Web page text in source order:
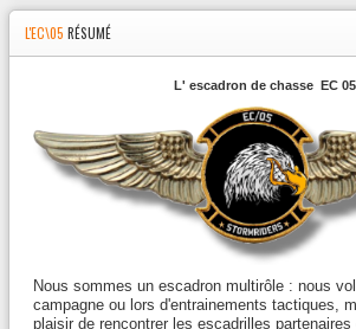
L'EC\05 RÉSUMÉ
L' escadron de chasse EC 05
Nous sommes un escadron multirôle : nous
campagne ou lors d'entrainements tactiques,
plaisir de rencontrer les escadrilles